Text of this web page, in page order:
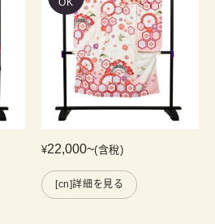
OK
¥22,000~(含稅)
[cn]詳細を見る